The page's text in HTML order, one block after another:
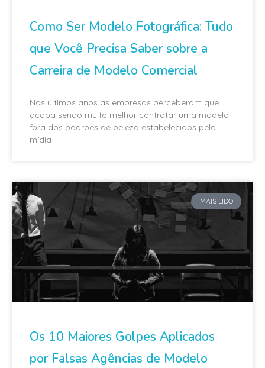
Como Ser Modelo Fotográfica: Tudo
que Você Precisa Saber sobre a
Carreira de Modelo Comercial
Nos últimos anos as empresas perceberam que
acaba sendo muito melhor contratar uma modelo
fora dos padrões de beleza estabelecidos pela
mídia
MAIS LIDO
Os 10 Maiores Golpes Aplicados
por Falsas Agências de Modelo